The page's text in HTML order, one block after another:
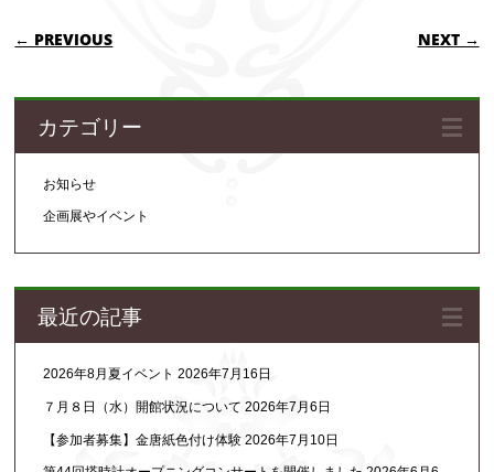
POST NAVIGATION
← PREVIOUS NEXT →
カテゴリー
お知らせ
企画展やイベント
最近の記事
2026年8月夏イベント 2026年7月16日
７月８日（水）開館状況について 2026年7月6日
【参加者募集】金唐紙色付け体験 2026年7月10日